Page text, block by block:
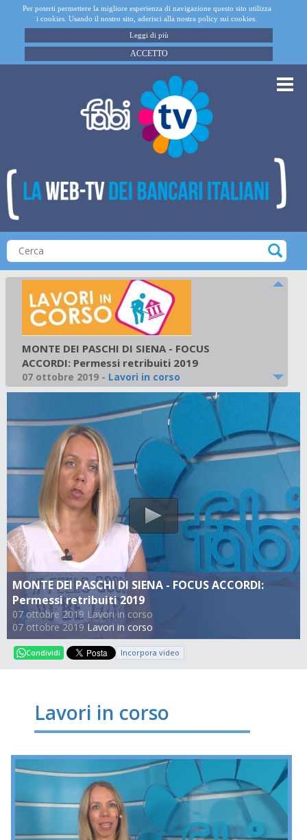
Per poterti permettere la migliore esperienza di navigazione questo sito utilizza
i cookies. Usando il nostro sito, aderisci alla nostra policy sui cookies.
Leggi di più
ACCETTO
MONTE DEI PASCHI DI SIENA - FOCUS ACCORDI:
Permessi retribuiti 2019
07 ottobre 2019 Lavori in corso
07 ottobre 2019 Lavori in corso
MONTE DEI PASCHI DI SIENA - FOCUS
ACCORDI: Permessi retribuiti 2019
07 ottobre 2019 - Lavori in corso
Condividi Incorpora video
Lavori in corso